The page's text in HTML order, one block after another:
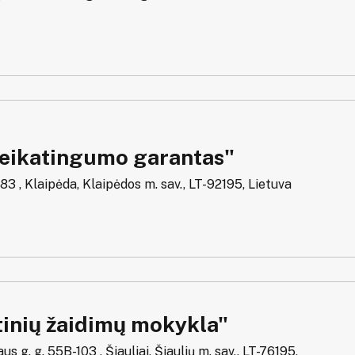
garantas"
, Klaipėda, Klaipėdos m. sav., LT-92195, Lietuva
žaidimų mokykla"
g. g. 55B-103 , Šiauliai, Šiaulių m. sav., LT-76195,